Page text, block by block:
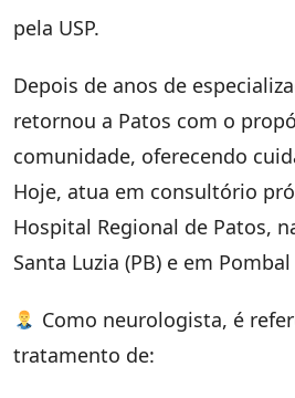
pela USP.
Depois de anos de
retornou a Patos com o
comunidade, oferecendo
Hoje, atua em consultório
Hospital Regional de Patos,
Santa Luzia (PB) e em Pombal
Como neurologista, é
tratamento de: